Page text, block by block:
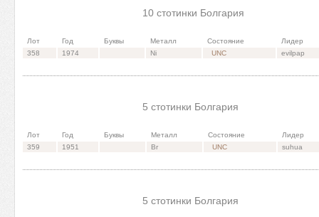
10 стотинки Болгария
Лот Год Буквы Металл Состояние
Лидер
358
1974 Ni UNC evilpap
5 стотинки Болгария
Лот Год Буквы Металл Состояние
Лидер
359
1951 Br UNC suhua
5 стотинки Болгария